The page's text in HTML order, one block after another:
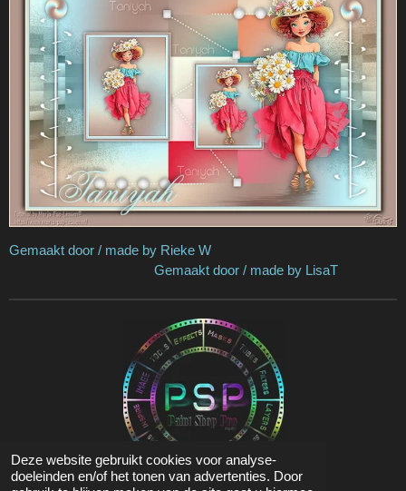
Deze website gebruikt cookies voor analyse-
doeleinden en/of het tonen van advertenties. Door
Gemaakt door / made by Rieke W
Gemaakt door / made by LisaT